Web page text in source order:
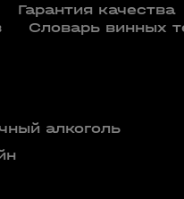
Гарантия качества
Словарь винных
алкоголь